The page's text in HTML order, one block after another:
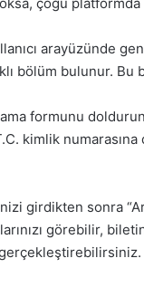
arayüzünde
bölüm bulunur. Bu
formunu
kimlik
girdikten sonra
görebilir,